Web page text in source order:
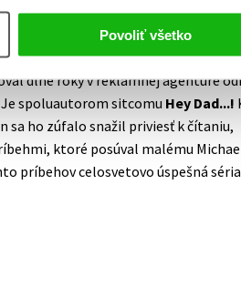
Povoliť všetko
Predtým, ako sa stal
dlhé roky v reklamnej agentúre
spoluautorom sitcomu Hey Dad...!
sa ho zúfalo snažil priviesť k čítaniu,
ktoré posúval malému
príbehov celosvetovo úspešná séria